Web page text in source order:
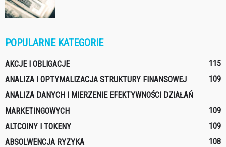
POPULARNE KATEGORIE
AKCJE I OBLIGACJE
115
ANALIZA I OPTYMALIZACJA STRUKTURY FINANSOWEJ
109
ANALIZA DANYCH I MIERZENIE EFEKTYWNOŚCI DZIAŁAŃ
MARKETINGOWYCH
109
ALTCOINY I TOKENY
109
ABSOLWENCJA RYZYKA
108